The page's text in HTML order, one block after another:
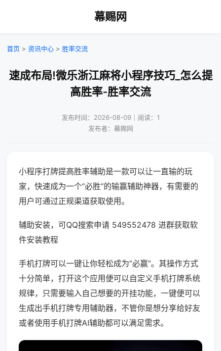
幕赐网
首页 > 资讯中心 > 胜率交流
速成布局!微乐浙江麻将小程序技巧_怎么提
高胜率-胜率交流
发布时间：2026-08-09｜阅读：1
发布者：幕赐网
小程序打牌提高胜率辅助是一款可以让一直输的玩
家，快速成为一个“必胜”的输赢辅助神器，有需要的
用户可通过正规渠道获取使用。
辅助安装，可QQ搜索申请 549552478 进群获取软
件安装教程
手机打牌可以一键让你轻松成为“必赢”。其操作方式
十分简单，打开这个应用便可以自定义手机打牌系统
规律，只需要输入自己想要的开挂功能，一键便可以
生成出手机打牌专用辅助器，不管你是想分享给好友
或者使用手机打牌AI辅助都可以满足需求。